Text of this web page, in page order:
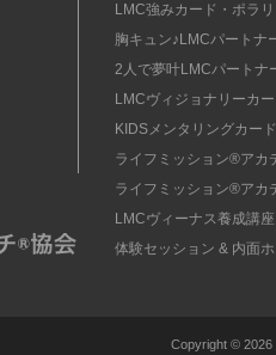
LMC強みカード・ポラ
胸キュン♪LMCパートナ
2人で夢叶LMCパートナ
LMCヴィジョナリーカ
KIDSメンタリングカー
ライフミッション®︎アカ
ライフミッション®︎アカ
LMCヴィーナス養成講座
体験セッション & 内面
Copyright © 2026